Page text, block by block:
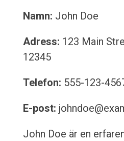
Namn: John Doe
Adress: 123 Main
12345
Telefon: 555-123-
E-post:
John Doe är en